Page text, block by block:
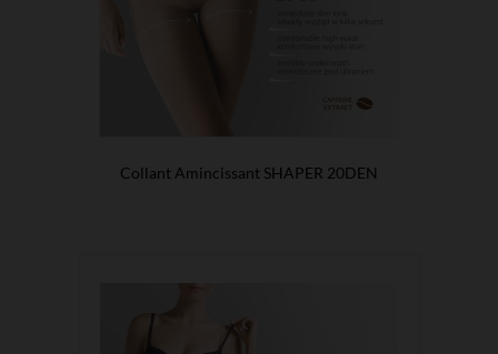
Collant Amincissant SHAPER 20DEN